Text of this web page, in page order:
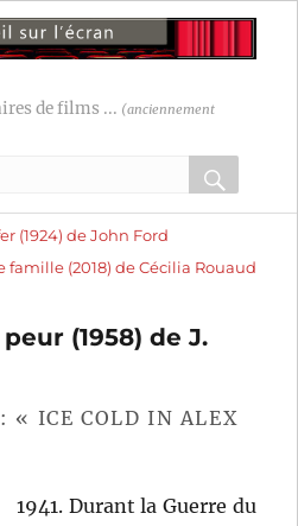
de films ... (anciennement
OK
: (1924) de John Ford
:
famille (2018) de Cécilia Rouaud
(1958) de J.
« ICE COLD IN ALEX
1941. Durant la Guerre du